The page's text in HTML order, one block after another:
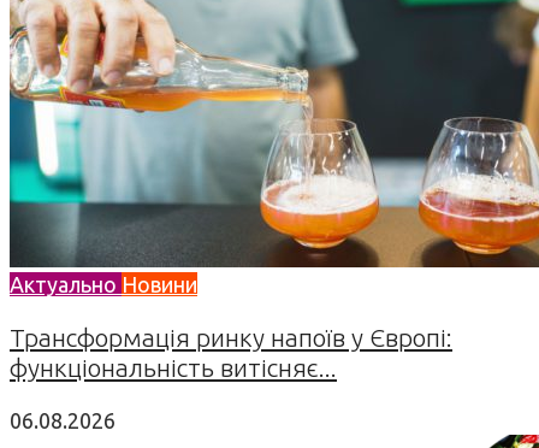
Актуально Новини
Трансформація ринку напоїв у Європі:
функціональність витісняє...
06.08.2026